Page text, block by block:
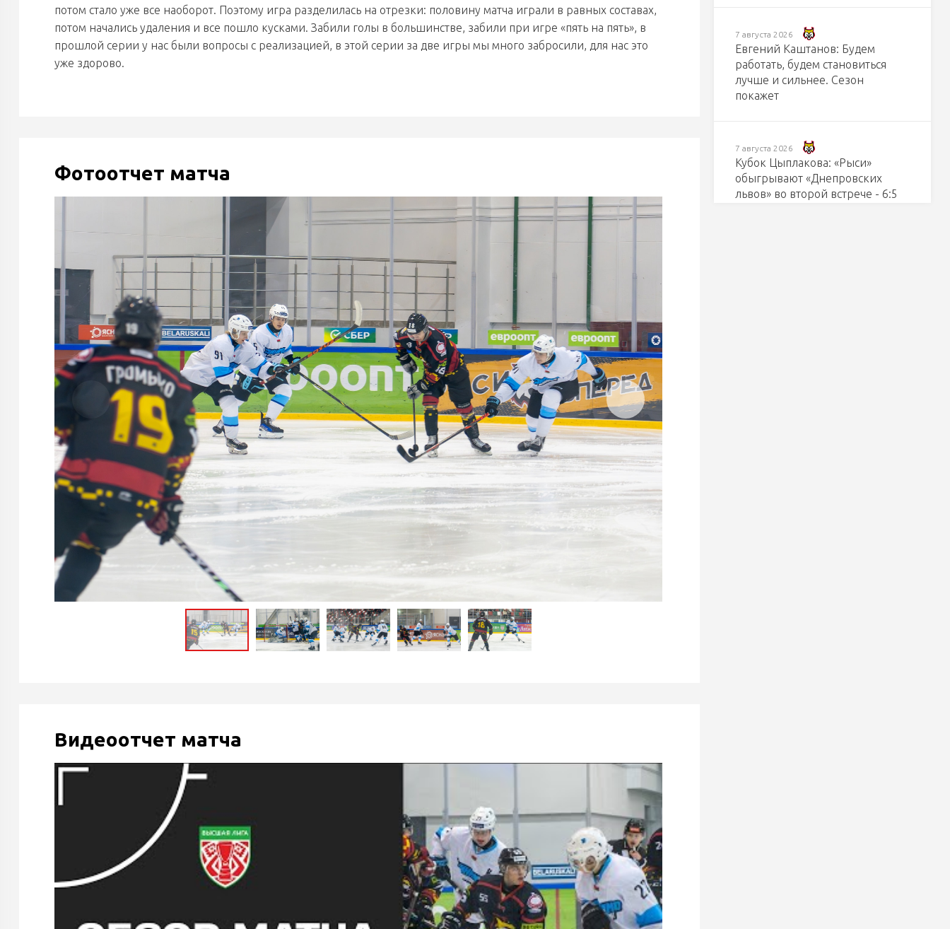
потом стало уже все наоборот. Поэтому игра разделилась на отрезки: половину матча играли в равных составах,
потом начались удаления и все пошло кусками. Забили голы в большинстве, забили при игре «пять на пять», в
прошлой серии у нас были вопросы с реализацией, в этой серии за две игры мы много забросили, для нас это
уже здорово.
Фотоотчет матча
Видеоотчет матча
7 августа 2026
Евгений Каштанов: Будем
работать, будем становиться
лучше и сильнее. Сезон
покажет
7 августа 2026
Кубок Цыплакова: «Рыси»
обыгрывают «Днепровских
львов» во второй встрече - 6:5